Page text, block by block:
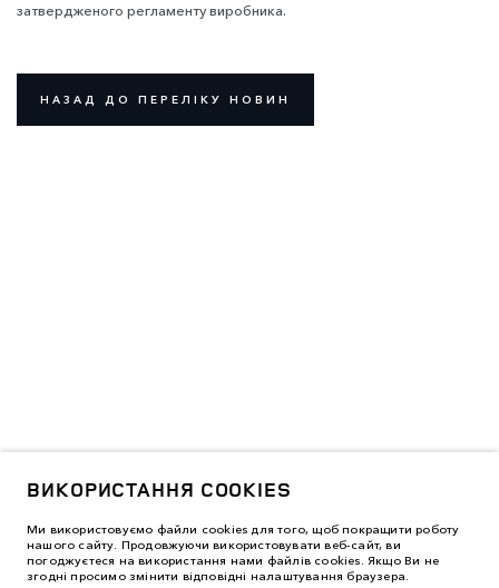
ВИКОРИСТАННЯ COOKIES
Ми використовуємо файли cookies для того, щоб покращити роботу
нашого сайту. Продовжуючи використовувати веб-сайт, ви
погоджуєтеся на використання нами файлів cookies. Якщо Ви не
згодні просимо змінити відповідні налаштування браузера.
затвердженого регламенту виробника.
НАЗАД ДО ПЕРЕЛІКУ НОВИН